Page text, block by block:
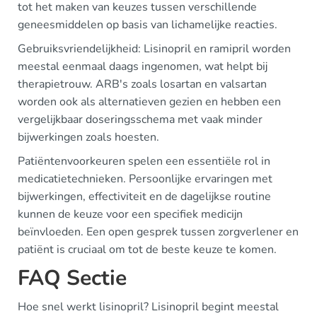
tot het maken van keuzes tussen verschillende
geneesmiddelen op basis van lichamelijke reacties.
Gebruiksvriendelijkheid: Lisinopril en ramipril worden
meestal eenmaal daags ingenomen, wat helpt bij
therapietrouw. ARB's zoals losartan en valsartan
worden ook als alternatieven gezien en hebben een
vergelijkbaar doseringsschema met vaak minder
bijwerkingen zoals hoesten.
Patiëntenvoorkeuren spelen een essentiële rol in
medicatietechnieken. Persoonlijke ervaringen met
bijwerkingen, effectiviteit en de dagelijkse routine
kunnen de keuze voor een specifiek medicijn
beïnvloeden. Een open gesprek tussen zorgverlener en
patiënt is cruciaal om tot de beste keuze te komen.
FAQ Sectie
Hoe snel werkt lisinopril? Lisinopril begint meestal